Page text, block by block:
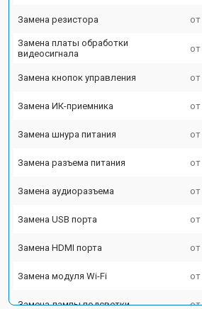
Замена резистора
Замена платы обработки
видеосигнала
Замена кнопок управления
Замена ИК-приемника
Замена шнура питания
Замена разъема питания
Замена аудиоразъема
Замена USB порта
Замена HDMI порта
Замена модуля Wi-Fi
Замена лампы подсветки от